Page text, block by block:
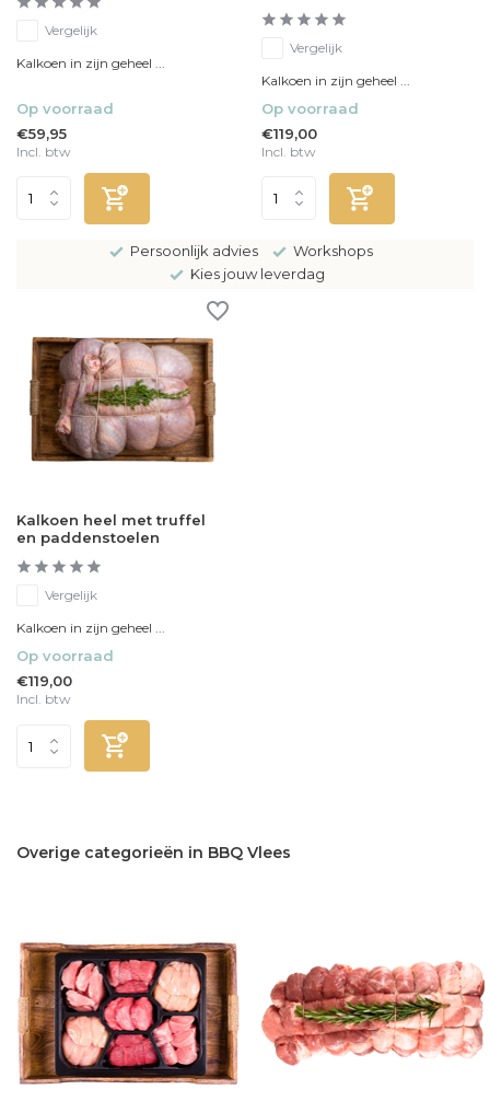
Vergelijk
Kalkoen in zijn geheel ...
Op voorraad
€59,95
Incl. btw
Vergelijk
Kalkoen in zijn geheel ...
Op voorraad
€119,00
Incl. btw
Persoonlijk advies
Workshops
Kies jouw leverdag
Kalkoen heel met truffel
en paddenstoelen
Vergelijk
Kalkoen in zijn geheel ...
Op voorraad
€119,00
Incl. btw
Overige categorieën in BBQ Vlees